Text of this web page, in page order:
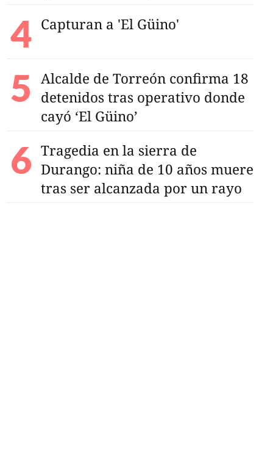
Capturan a 'El Güino'
Alcalde de Torreón confirma 18
detenidos tras operativo donde
cayó ‘El Güino’
Tragedia en la sierra de
Durango: niña de 10 años muere
tras ser alcanzada por un rayo